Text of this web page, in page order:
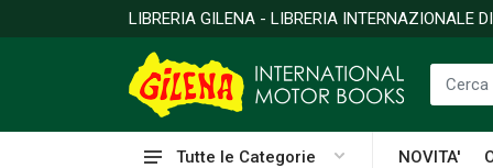
LIBRERIA GILENA - LIBRERIA INTERNAZIONALE
Tutte le Categorie NOVITA'